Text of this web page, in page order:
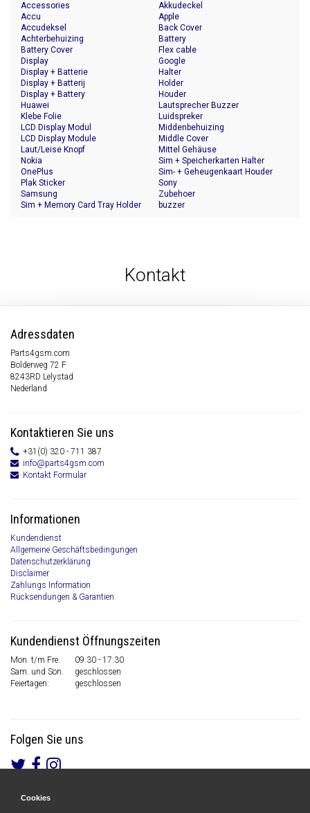
Accessories
Accu
Accudeksel
Achterbehuizing
Akkudeckel
Apple
Back Cover
Battery
Battery Cover
Display
Display + Batterie
Display + Batterij
Display + Battery
Flex cable
Google
Halter
Holder
Houder
Huawei
Klebe Folie
LCD Display Modul
LCD Display Module
Laut/Leise Knopf
Lautsprecher Buzzer
Luidspreker
Middenbehuizing
Middle Cover
Mittel Gehäuse
Nokia
OnePlus
Plak Sticker
Samsung
Sim + Memory Card Tray Holder
Sim + Speicherkarten Halter
Sim- + Geheugenkaart Houder
Sony
Zubehoer
buzzer
Kontakt
Adressdaten
Parts4gsm.com
Bolderweg 72 F
8243RD Lelystad
Nederland
Kontaktieren Sie uns
+31(0) 320 - 711 387
info@parts4gsm.com
Kontakt Formular
Informationen
Kundendienst
Allgemeine Geschäftsbedingungen
Datenschutzerklärung
Disclaimer
Zahlungs Information
Rücksendungen & Garantien
Kundendienst Öffnungszeiten
Mon. t/m Fre.
09:30 - 17:30
Sam. und Son.
geschlossen
Feiertagen:
geschlossen
Folgen Sie uns
Cookies